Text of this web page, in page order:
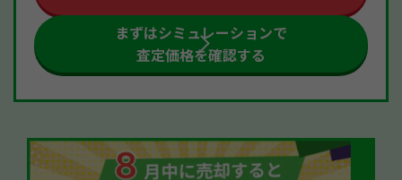
まずはシミュレーションで
査定価格を確認する